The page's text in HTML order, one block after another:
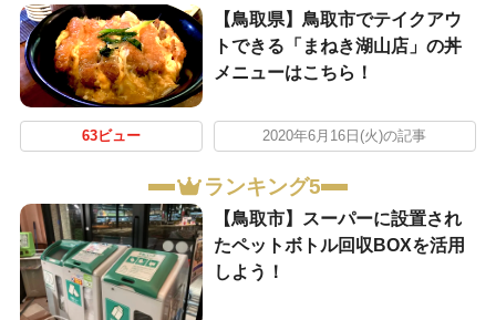
【鳥取県】鳥取市でテイクアウ
トできる「まねき湖山店」の丼
メニューはこちら！
63ビュー 2020年6月16日(火)の記事
ランキング5
【鳥取市】スーパーに設置され
たペットボトル回収BOXを活用
しよう！